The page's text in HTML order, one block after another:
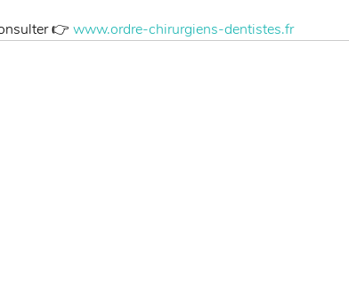
👉 www.ordre-chirurgiens-dentistes.fr